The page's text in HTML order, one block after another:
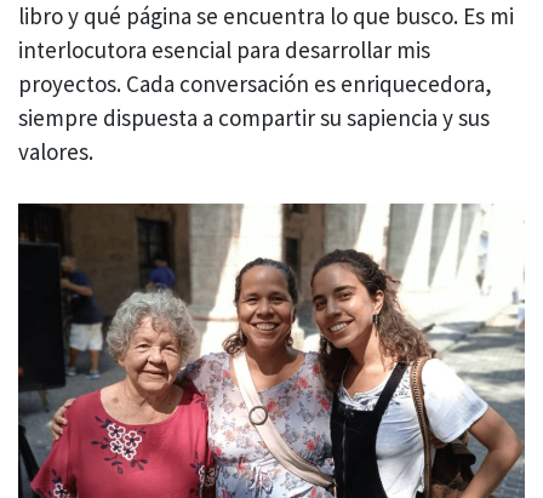
libro y qué página se encuentra lo que busco. Es mi
interlocutora esencial para desarrollar mis
proyectos. Cada conversación es enriquecedora,
siempre dispuesta a compartir su sapiencia y sus
valores.